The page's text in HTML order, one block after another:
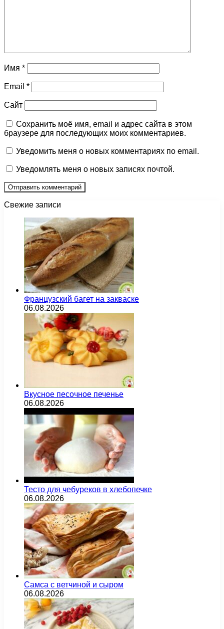
Имя *
Email *
Сайт
Сохранить моё имя, email и адрес сайта в этом
браузере для последующих моих комментариев.
Уведомить меня о новых комментариях по email.
Уведомлять меня о новых записях почтой.
Свежие записи
Французский багет на закваске
06.08.2026
Вкусное песочное печенье
06.08.2026
Тесто для чебуреков в хлебопечке
06.08.2026
Самса с ветчиной и сыром
06.08.2026